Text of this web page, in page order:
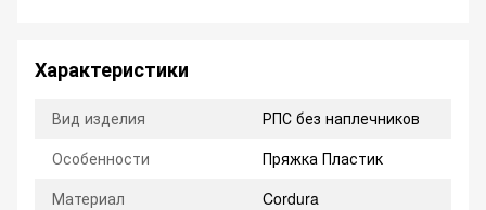
Характеристики
Вид изделия
РПС без наплечников
Особенности
Пряжка Пластик
Материал
Cordura